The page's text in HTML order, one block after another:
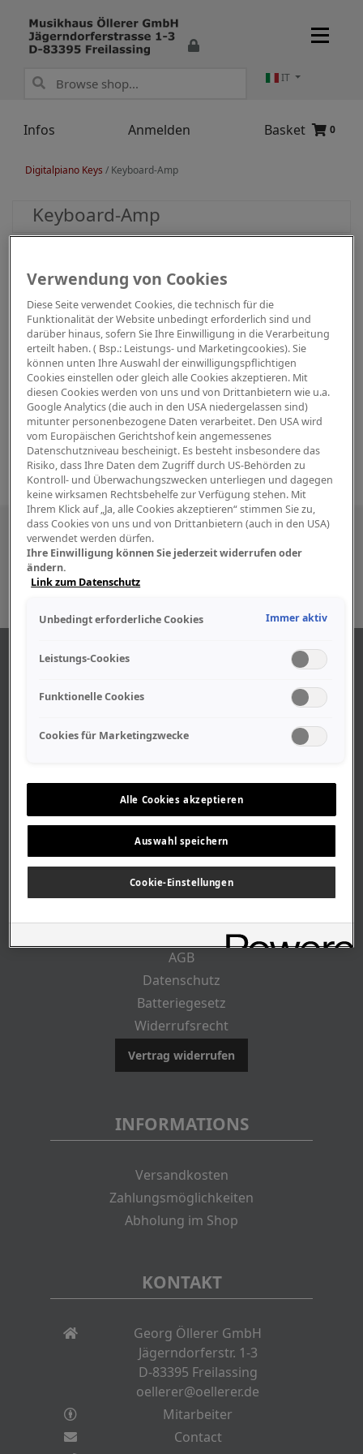
Infos Anmelden Basket 0
IT
Digitalpiano Keys / Keyboard-Amp
Keyboard-Amp
Besuchen Sie uns auch in den sozialen
Medien
Geschäftszeiten
Stellenangebote
Geschichte
CUSTOMER INFO
AGB
Datenschutz
Batteriegesetz
Widerrufsrecht
Vertrag widerrufen
INFORMATIONS
Versandkosten
Zahlungsmöglichkeiten
Abholung im Shop
KONTAKT
Georg Öllerer GmbH
Jägerndorferstr. 1-3
D-83395 Freilassing
oellerer@oellerer.de
Mitarbeiter
Contact
Verwendung von Cookies
Diese Seite verwendet Cookies, die technisch für die
Funktionalität der Website unbedingt erforderlich sind und
darüber hinaus, sofern Sie Ihre Einwilligung in die Verarbeitung
erteilt haben. ( Bsp.: Leistungs- und Marketingcookies). Sie
können unten Ihre Auswahl der einwilligungspflichtigen
Cookies einstellen oder gleich alle Cookies akzeptieren. Mit
diesen Cookies werden von uns und von Drittanbietern wie u.a.
Google Analytics (die auch in den USA niedergelassen sind)
mitunter personenbezogene Daten verarbeitet. Den USA wird
vom Europäischen Gerichtshof kein angemessenes
Datenschutzniveau bescheinigt. Es besteht insbesondere das
Risiko, dass Ihre Daten dem Zugriff durch US-Behörden zu
Kontroll- und Überwachungszwecken unterliegen und dagegen
keine wirksamen Rechtsbehelfe zur Verfügung stehen. Mit
Ihrem Klick auf „Ja, alle Cookies akzeptieren“ stimmen Sie zu,
dass Cookies von uns und von Drittanbietern (auch in den USA)
verwendet werden dürfen.
Ihre Einwilligung können Sie jederzeit widerrufen oder
ändern.
Link zum Datenschutz
Unbedingt erforderliche Cookies Immer aktiv
Leistungs-Cookies
Funktionelle Cookies
Cookies für Marketingzwecke
Alle Cookies akzeptieren
Auswahl speichern
Cookie-Einstellungen